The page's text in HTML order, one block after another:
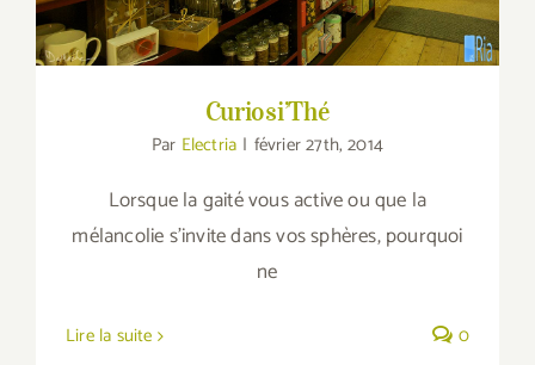
Curiosi’Thé
Par Electria | février 27th, 2014
Lorsque la gaité vous active ou que la
mélancolie s'invite dans vos sphères, pourquoi
ne
Lire la suite 0